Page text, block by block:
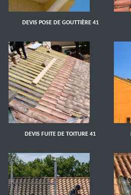
DEVIS POSE DE GOUTTIÈRE 41
DEVIS FUITE DE TOITURE 41